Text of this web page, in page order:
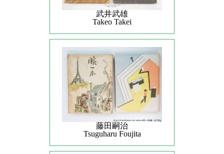
武井武雄
Takeo Takei
藤田嗣治
Tsuguharu Foujita